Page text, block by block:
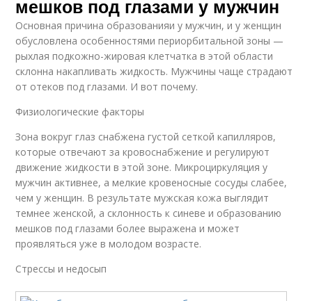
мешков под глазами у мужчин
Основная причина образованияи у мужчин, и у женщин
обусловлена особенностями периорбитальной зоны —
рыхлая подкожно-жировая клетчатка в этой области
склонна накапливать жидкость. Мужчины чаще страдают
от отеков под глазами. И вот почему.
Физиологические факторы
Зона вокруг глаз снабжена густой сеткой капилляров,
которые отвечают за кровоснабжение и регулируют
движение жидкости в этой зоне. Микроциркуляция у
мужчин активнее, а мелкие кровеносные сосуды слабее,
чем у женщин. В результате мужская кожа выглядит
темнее женской, а склонность к синеве и образованию
мешков под глазами более выражена и может
проявляться уже в молодом возрасте.
Стрессы и недосып